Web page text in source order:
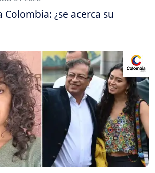
Colombia: ¿se acerca su